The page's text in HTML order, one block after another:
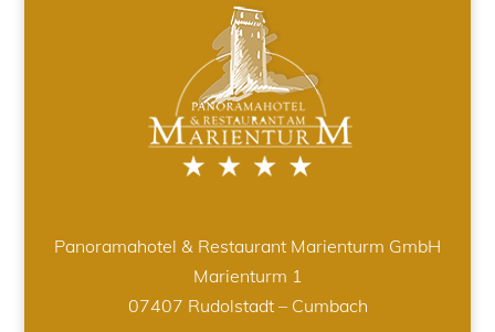
Panoramahotel & Restaurant Marienturm GmbH
Marienturm 1
07407 Rudolstadt – Cumbach